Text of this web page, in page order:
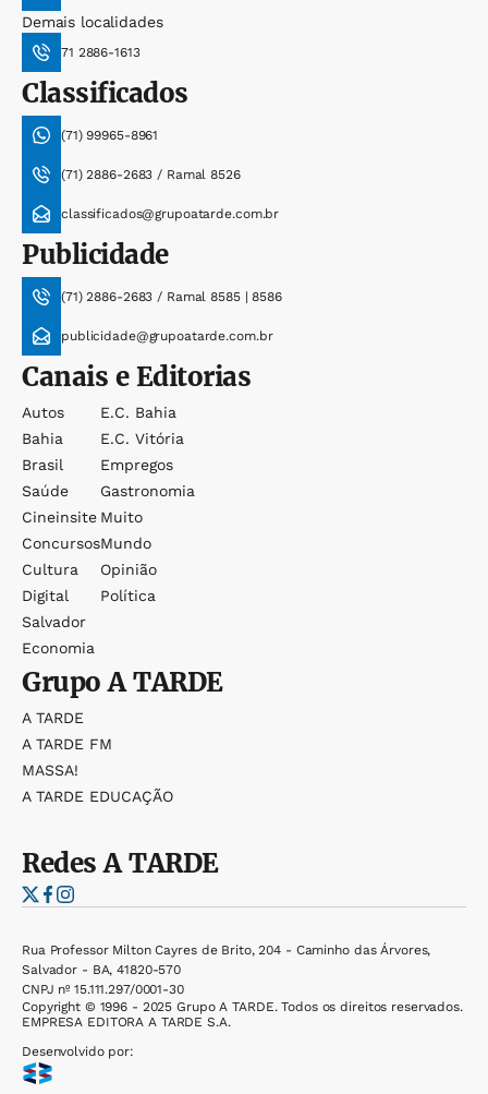
Demais localidades
71 2886-1613
Classificados
(71) 99965-8961
(71) 2886-2683 / Ramal 8526
classificados@grupoatarde.com.br
Publicidade
(71) 2886-2683 / Ramal 8585 | 8586
publicidade@grupoatarde.com.br
Canais e Editorias
Autos
Bahia
Brasil
Saúde
Cineinsite
Concursos
Cultura
Digital
Salvador
Economia
E.c. Bahia
E.c. Vitória
Empregos
Gastronomia
Muito
Mundo
Opinião
Política
GrupoA TARDE
A TARDE
A TARDE FM
MASSA!
A TARDE EDUCAÇÃO
RedesA TARDE
Rua Professor Milton Cayres de Brito, 204 - Caminho das Árvores,
Salvador - BA, 41820-570
CNPJ nº 15.111.297/0001-30
Copyright © 1996 - 2025 Grupo A TARDE. Todos os direitos reservados.
EMPRESA EDITORA A TARDE S.A.
Desenvolvido por: